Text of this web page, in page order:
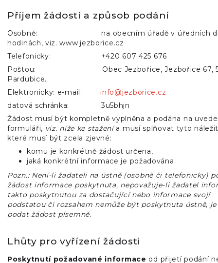
Příjem žádostí a způsob podání
Osobně: na obecním úřadě v úředních
hodinách, viz. www.jezborice.cz
Telefonicky: +420 607 425 676
Poštou: Obec Jezbořice, Jezbořice 67,
Pardubice.
Elektronicky: e-mail: info@jezborice.cz
datová schránka: 3u5bhjn
Žádost musí být kompletně vyplněna a podána na
formuláři, viz. níže ke staženía musí splňovat tyto
které musí být zcela zjevné:
komu je konkrétně žádost určena,
jaká konkrétní informace je požadována.
Pozn.: Není-li žadateli na ústně (osobně či telefonicky)
žádost informace poskytnuta, nepovažuje-li žadatel
takto poskytnutou za dostačující nebo informace svojí
podstatou či rozsahem nemůže být poskytnuta ústně,
podat žádost písemně.
Lhůty pro vyřízení žádosti
Poskytnutí požadované informace od přijetí podání